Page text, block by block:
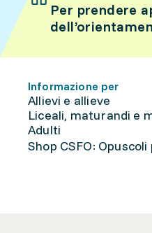
Per prendere
Informazione per
Allievi e allieve
Liceali, maturandi e
Adulti
Shop CSFO: